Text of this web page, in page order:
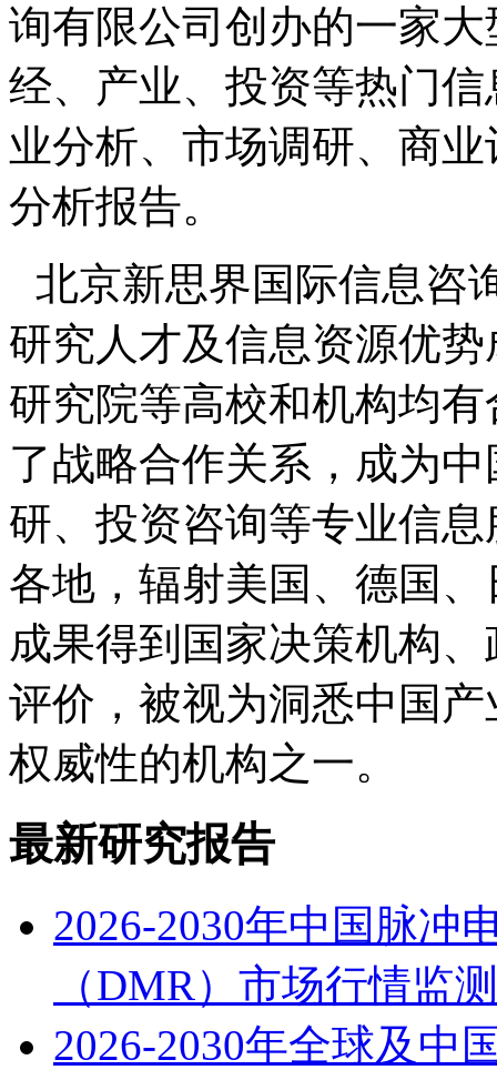
询有限公司创办的一家
经、产业、投资等热门
业分析、市场调研、商
分析报告。
北京新思界国际信息咨
研究人才及信息资源优
研究院等高校和机构均
了战略合作关系，成为
研、投资咨询等专业信
各地，辐射美国、德国
成果得到国家决策机构
评价，被视为洞悉中国
权威性的机构之一。
最新研究报告
2026-2030年中国脉冲
（DMR）市场行情监
2026-2030年全球及中